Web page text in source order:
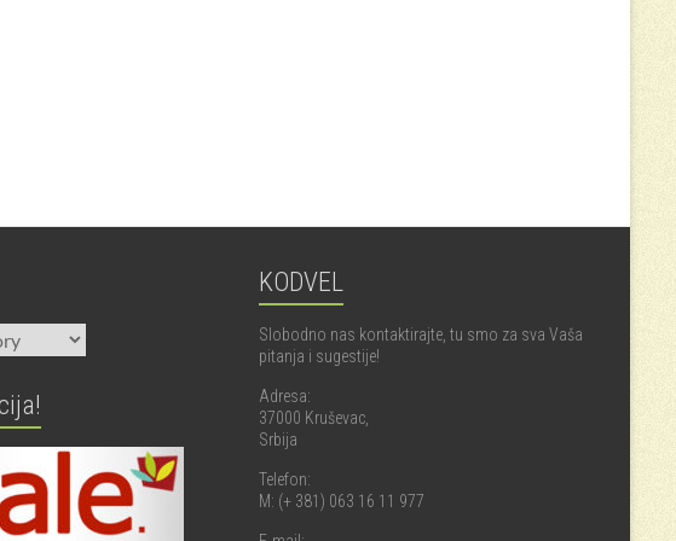
KODVEL
Slobodno nas kontaktirajte, tu smo za sva Vaša
pitanja i sugestije!
Adresa:
37000 Kruševac,
Srbija
Telefon:
M: (+ 381) 063 16 11 977